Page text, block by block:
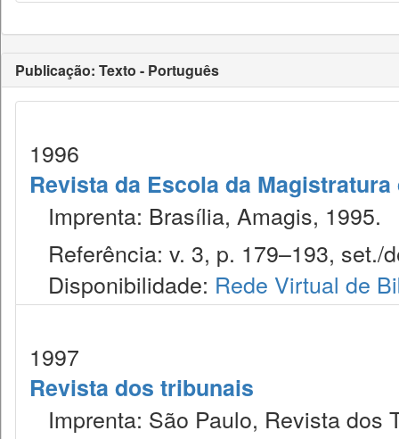
Publicação: Texto - Português
1996
Revista da Escola da
Imprenta: Brasília, Amagis, 1995.
Referência: v. 3, p. 179–193, set./
Disponibilidade: Rede Virtual de
1997
Revista dos tribunais
Imprenta: São Paulo, Revista dos